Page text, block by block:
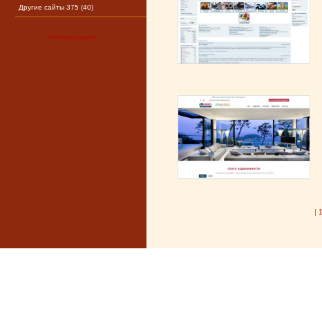
Другие сайты 375 (40)
Рекомендуем:
| 1